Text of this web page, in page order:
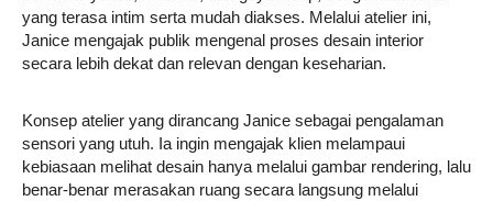
yang terasa intim serta mudah diakses. Melalui atelier ini,
Janice mengajak publik mengenal proses desain interior
secara lebih dekat dan relevan dengan keseharian.
Konsep atelier yang dirancang Janice sebagai pengalaman
sensori yang utuh. Ia ingin mengajak klien melampaui
kebiasaan melihat desain hanya melalui gambar rendering, lalu
benar-benar merasakan ruang secara langsung melalui